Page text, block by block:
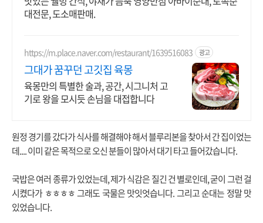
대전문, 도소매판매.
https://m.place.naver.com/restaurant/1639516083 광고
그대가 꿈꾸던 고깃집 육몽
육몽만의 특별한 술과, 공간, 시그니처 고
기로 왕을 모시듯 손님을 대접합니다
원정 경기를 갔다가 식사를 해결해야 해서 블루리본을 찾아서 간 집이었는
데.... 이미 같은 목적으로 오신 분들이 많아서 대기 타고 들어갔습니다.
국밥은 여러 종류가 있었는데, 제가 식감은 질긴 건 별로인데, 굳이 그런 걸
시켰다가 ㅎㅎㅎㅎ 그래도 국물은 맛잇엇습니다. 그리고 순대는 정말 맛
있었습니다.